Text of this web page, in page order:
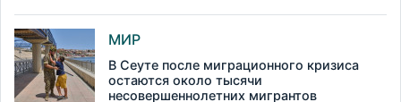
МИР
В Сеуте после миграционного кризиса
остаются около тысячи
несовершеннолетних мигрантов